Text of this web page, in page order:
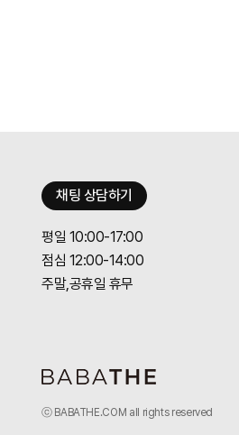
채팅 상담하기
평일 10:00-17:00
점심 12:00-14:00
주말,공휴일 휴무
ⓒ BABATHE.COM all rights reserved